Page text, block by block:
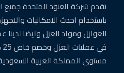
تقدم شركة العنود المتحدة جميع
باستخدام احدث الامكانيات
العوازل ومواد العزل وايضا
مستوى المملكة العربية